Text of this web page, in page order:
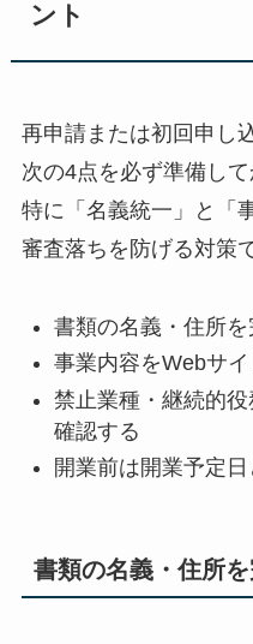
ント
再申請または初回申し
次の4点を必ず準備し
特に「名義統一」と「
審査落ちを防げる対策
書類の名義・住所
事業内容をWebサ
禁止業種・継続的
確認する
開業前は開業予定
書類の名義・住所